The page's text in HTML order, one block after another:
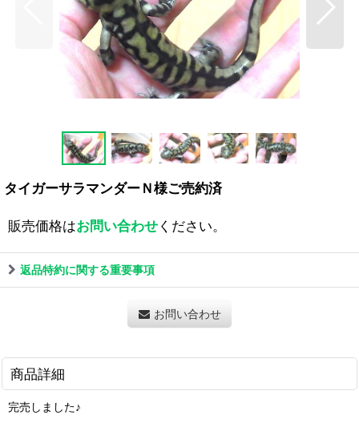
タイガーサラマンダーＮ様ご売約済
販売価格はお問い合わせください。
返品特約に関する重要事項
お問い合わせ
商品詳細
完売しました♪